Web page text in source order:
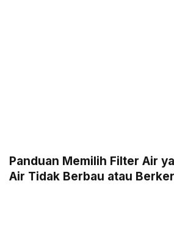
Panduan Memilih Filter Air
Air Tidak Berbau atau